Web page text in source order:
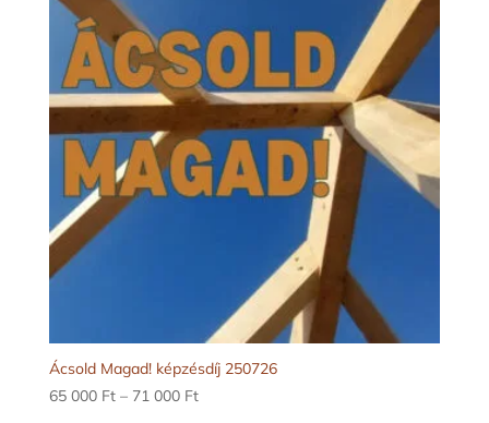
Ácsold Magad! képzésdíj 250726
65 000 Ft – 71 000 FtÁrtartomány: